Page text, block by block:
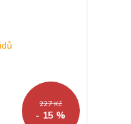
227 Kč
- 15 %